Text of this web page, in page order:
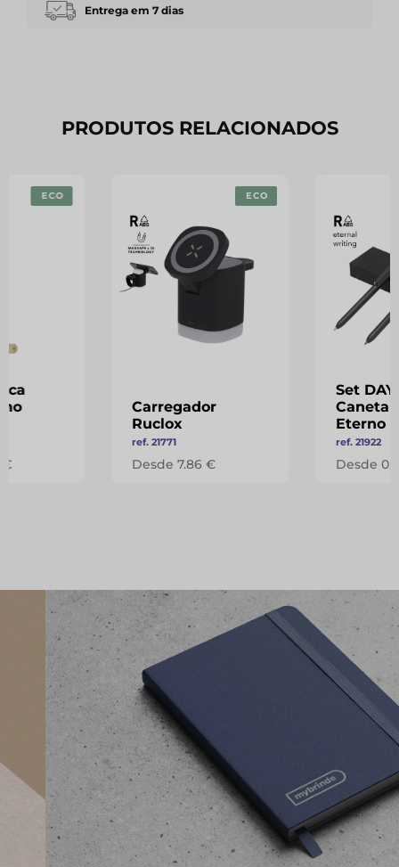
Entrega em 7 dias
PRODUTOS RELACIONADOS
ECO
€
ECO
Carregador
Ruclox
ref. 21771
Desde 7.86 €
Set
Caneta
Eterno
ref. 21922
Desde